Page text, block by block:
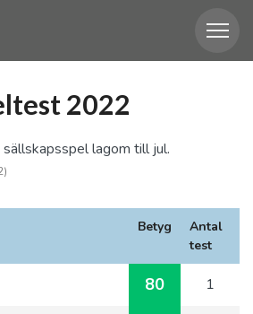
2022
lagom till jul.
Betyg
Antal
test
80 1